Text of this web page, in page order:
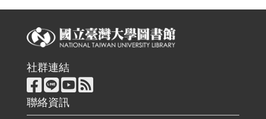
社群連結
聯絡資訊